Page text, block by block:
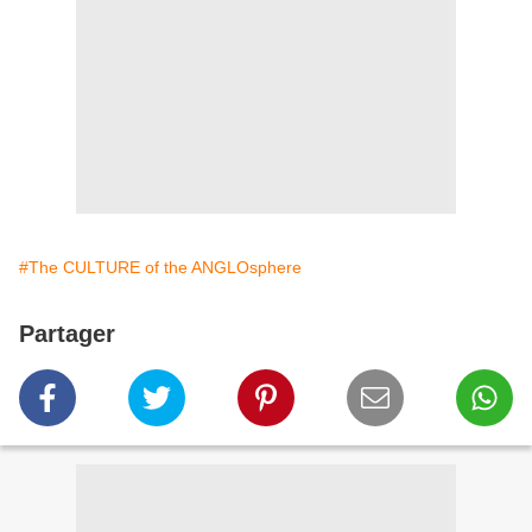
#The CULTURE of the ANGLOsphere
Partager